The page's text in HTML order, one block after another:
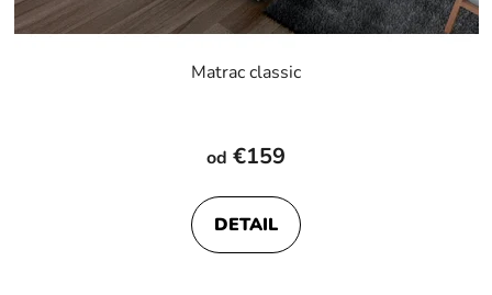
Matrac classic
hodnotenie
je
5,0
od €159
DETAIL